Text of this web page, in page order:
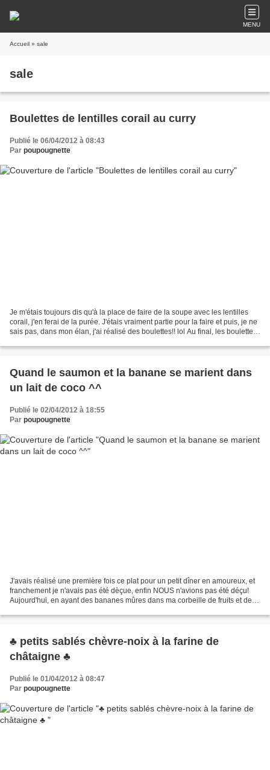
MENU
Accueil » sale
sale
Boulettes de lentilles corail au curry
Publié le 06/04/2012 à 08:43
Par poupougnette
Je m'étais toujours dis qu'à la place de faire de la soupe avec les lentilles
corail, j'en ferai de la purée. J'étais vraiment partie pour la faire et puis, je ne
sais pas, dans mon élan, j'ai réalisé des boulettes!! lol Au final, les boulettes
Quand le saumon et la banane se marient dans
un lait de coco ^^
Publié le 02/04/2012 à 18:55
Par poupougnette
J'avais réalisé une première fois ce plat pour un petit dîner en amoureux, et
franchement je n'avais pas été dèçue, enfin NOUS n'avions pas été déçu!
Aujourd'hui, en ayant des bananes mûres dans ma corbeille de fruits et des
♣ petits sablés chèvre-noix à la farine de
châtaigne ♣
Publié le 01/04/2012 à 08:47
Par poupougnette